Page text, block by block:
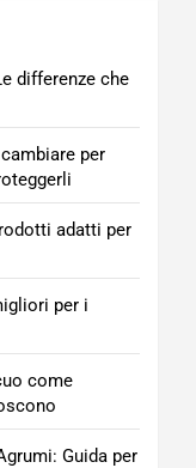
differenze che
per
adatti per
per i
come
Guida per